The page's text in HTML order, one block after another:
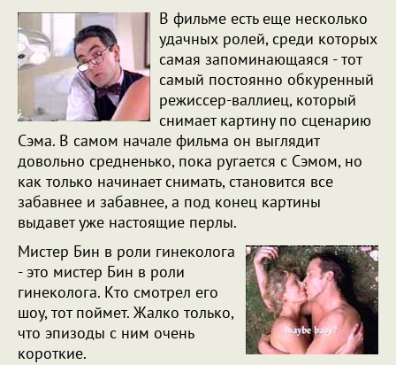
В фильме есть еще несколько
удачных ролей, среди которых
самая запоминающаяся - тот
самый постоянно обкуренный
режиссер-валлиец, который
снимает картину по сценарию
Сэма. В самом начале фильма он выглядит
довольно средненько, пока ругается с Сэмом, но
как только начинает снимать, становится все
забавнее и забавнее, а под конец картины
выдавет уже настоящие перлы.
Мистер Бин в роли гинеколога
- это мистер Бин в роли
гинеколога. Кто смотрел его
шоу, тот поймет. Жалко только,
что эпизоды с ним очень
короткие.